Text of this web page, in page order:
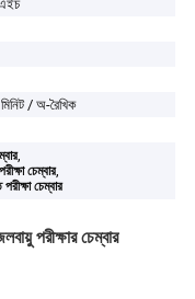
/ অ-রৈখিক
,
চেম্বার,
চেম্বার
পরীক্ষার চেম্বার